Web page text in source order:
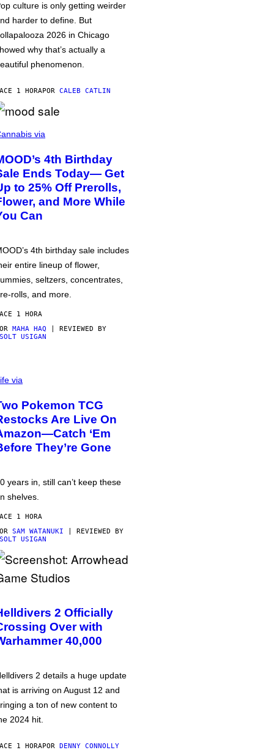
culture is only getting weirder
harder to define. But
2026 in Chicago
why that’s actually a
phenomenon.
1 HORAPOR CALEB CATLIN
via
4th Birthday
Ends Today— Get
to 25% Off Prerolls,
and More While
Can
4th birthday sale includes
entire lineup of flower,
seltzers, concentrates,
rolls, and more.
1 HORA
MAHA HAQ | REVIEWED BY
USIGAN
via
Pokemon TCG
Are Live On
‘Em
They’re Gone
years in, still can’t keep these
shelves.
1 HORA
SAM WATANUKI | REVIEWED BY
USIGAN
2 Officially
Over with
40,000
2 details a huge update
is arriving on August 12 and
a ton of new content to
2024 hit.
1 HORAPOR DENNY CONNOLLY